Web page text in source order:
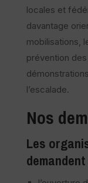
locales et
davantage
mobilisations,
prévention
l’escalade.
Nos
Les
demandent